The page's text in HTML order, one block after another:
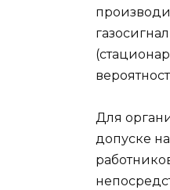
Для
допуске